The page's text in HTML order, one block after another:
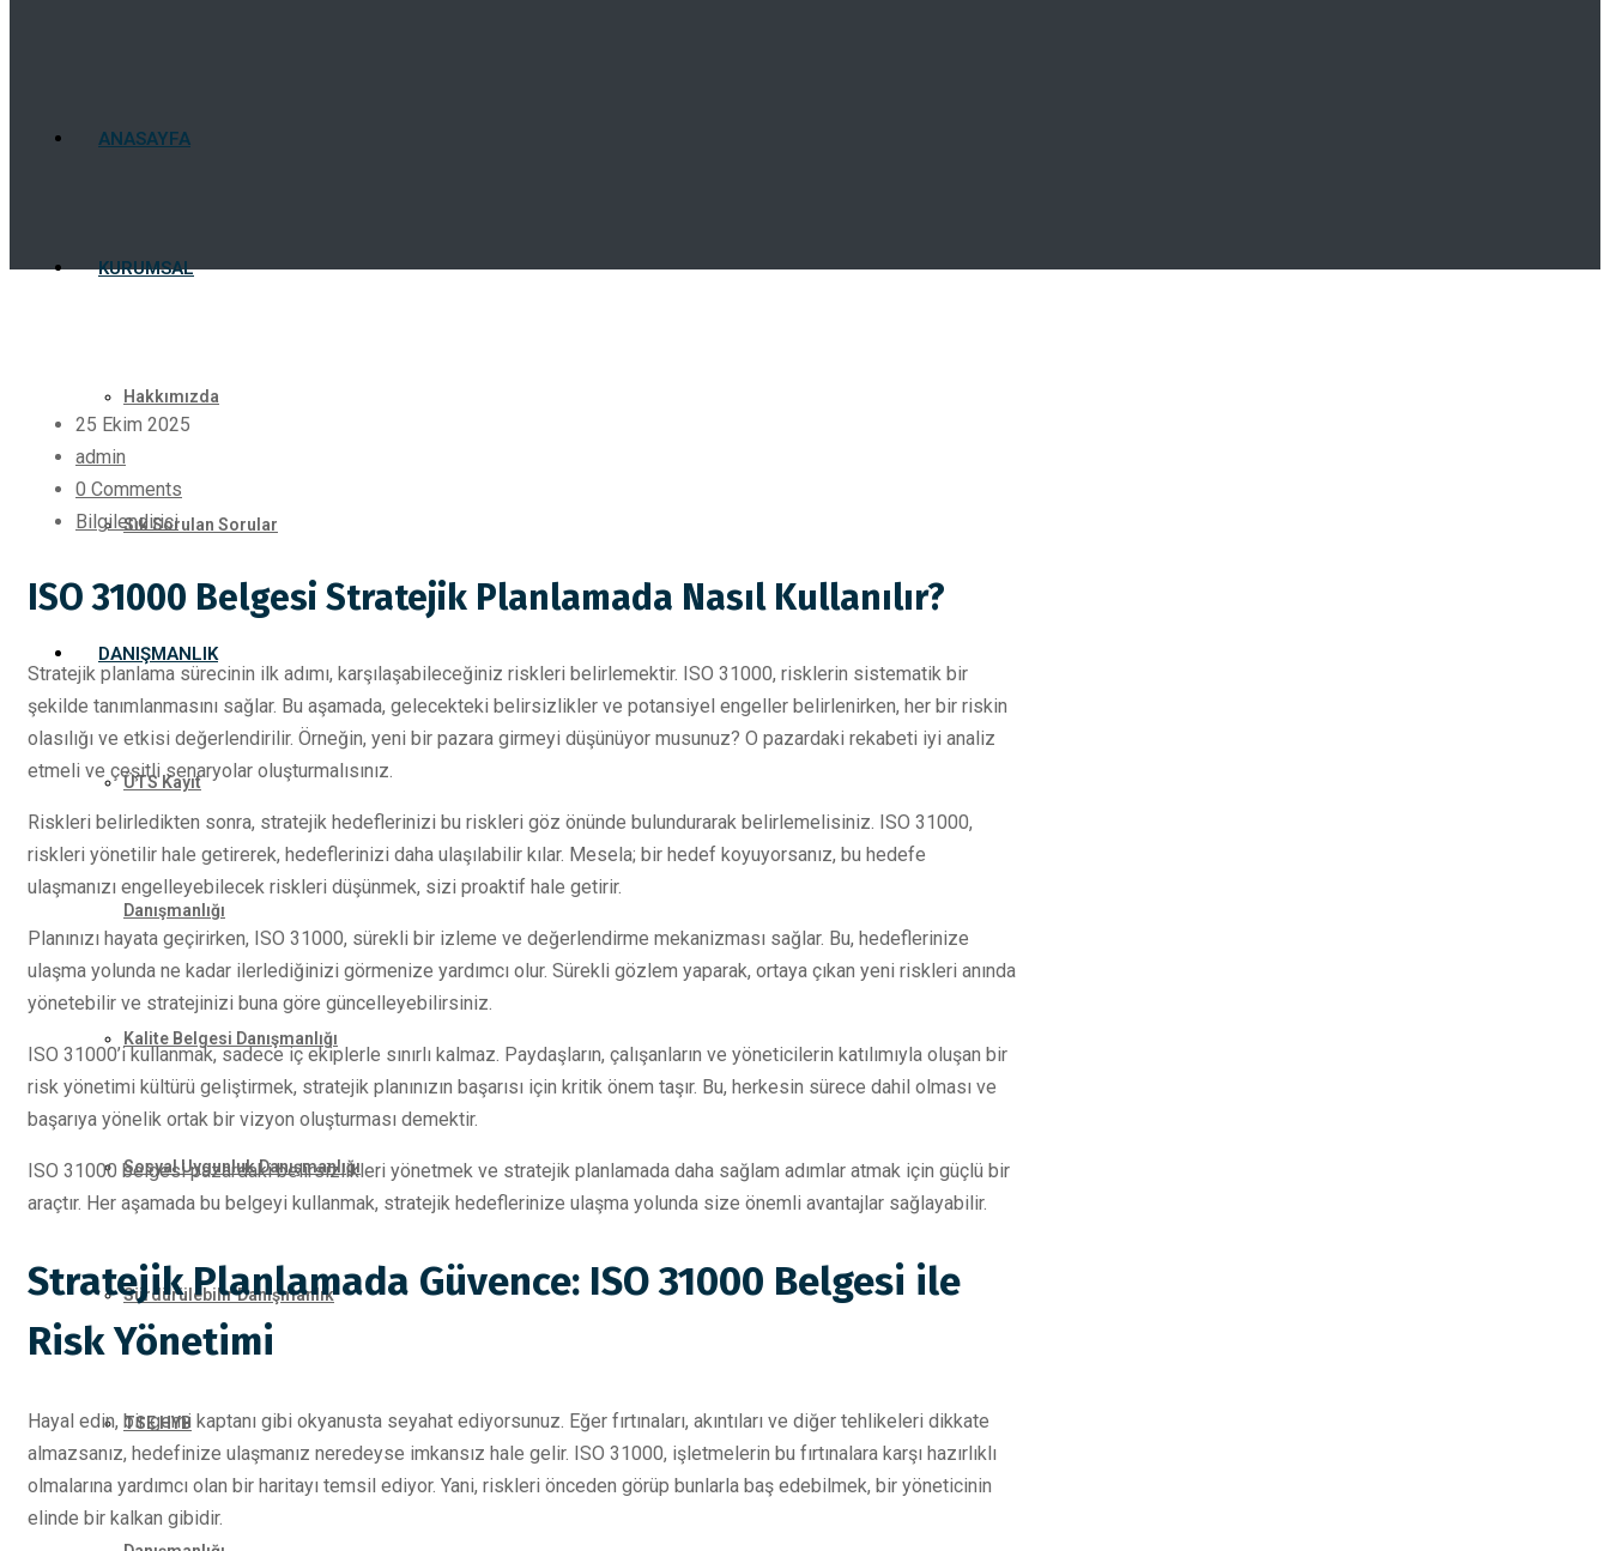
ANASAYFA
KURUMSAL
Hakkımızda
Sık Sorulan Sorular
DANIŞMANLIK
ÜTS Kayıt
Danışmanlığı
Kalite Belgesi Danışmanlığı
Sosyal Uygunluk Danışmanlığı
Sürdürülebilir Danışmanlık
TSE HYB
25 Ekim 2025
admin
0 Comments
Bilgilendirici
ISO 31000 Belgesi Stratejik Planlamada Nasıl Kullanılır?
Stratejik planlama sürecinin ilk adımı, karşılaşabileceğiniz riskleri belirlemektir. ISO 31000, risklerin sistematik bir
şekilde tanımlanmasını sağlar. Bu aşamada, gelecekteki belirsizlikler ve potansiyel engeller belirlenirken, her bir riskin
olasılığı ve etkisi değerlendirilir. Örneğin, yeni bir pazara girmeyi düşünüyor musunuz? O pazardaki rekabeti iyi analiz
etmeli ve çeşitli senaryolar oluşturmalısınız.
Riskleri belirledikten sonra, stratejik hedeflerinizi bu riskleri göz önünde bulundurarak belirlemelisiniz. ISO 31000,
riskleri yönetilir hale getirerek, hedeflerinizi daha ulaşılabilir kılar. Mesela; bir hedef koyuyorsanız, bu hedefe
ulaşmanızı engelleyebilecek riskleri düşünmek, sizi proaktif hale getirir.
Planınızı hayata geçirirken, ISO 31000, sürekli bir izleme ve değerlendirme mekanizması sağlar. Bu, hedeflerinize
ulaşma yolunda ne kadar ilerlediğinizi görmenize yardımcı olur. Sürekli gözlem yaparak, ortaya çıkan yeni riskleri anında
yönetebilir ve stratejinizi buna göre güncelleyebilirsiniz.
ISO 31000’i kullanmak, sadece iç ekiplerle sınırlı kalmaz. Paydaşların, çalışanların ve yöneticilerin katılımıyla oluşan bir
risk yönetimi kültürü geliştirmek, stratejik planınızın başarısı için kritik önem taşır. Bu, herkesin sürece dahil olması ve
başarıya yönelik ortak bir vizyon oluşturması demektir.
ISO 31000 belgesi pazardaki belirsizlikleri yönetmek ve stratejik planlamada daha sağlam adımlar atmak için güçlü bir
araçtır. Her aşamada bu belgeyi kullanmak, stratejik hedeflerinize ulaşma yolunda size önemli avantajlar sağlayabilir.
Stratejik Planlamada Güvence: ISO 31000 Belgesi ile
Risk Yönetimi
Hayal edin, bir gemi kaptanı gibi okyanusta seyahat ediyorsunuz. Eğer fırtınaları, akıntıları ve diğer tehlikeleri dikkate
almazsanız, hedefinize ulaşmanız neredeyse imkansız hale gelir. ISO 31000, işletmelerin bu fırtınalara karşı hazırlıklı
olmalarına yardımcı olan bir haritayı temsil ediyor. Yani, riskleri önceden görüp bunlarla baş edebilmek, bir yöneticinin
elinde bir kalkan gibidir.